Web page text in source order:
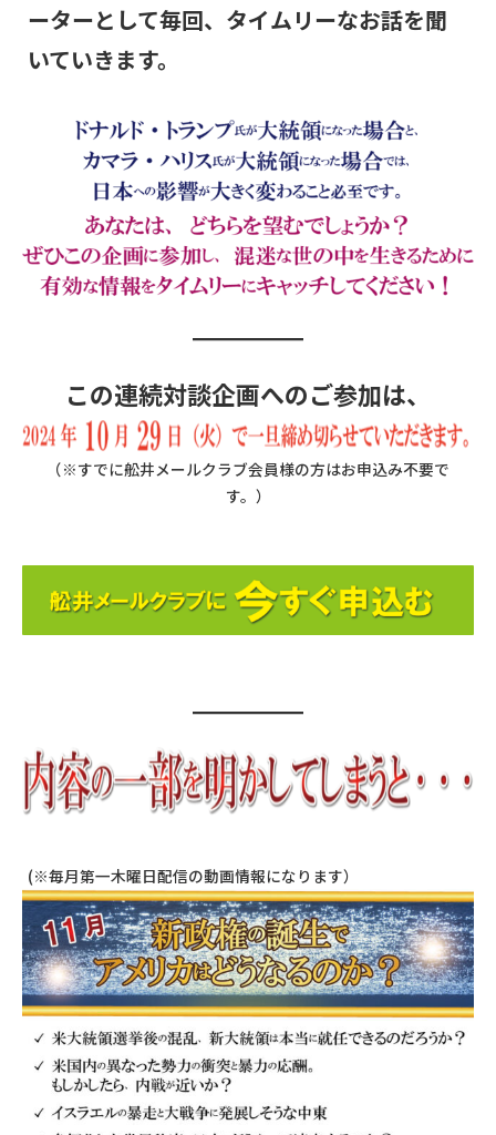
ーターとして毎回、タイムリーなお話を聞
いていきます。
この連続対談企画へのご参加は、
（※すでに舩井メールクラブ会員様の方はお申込み不要で
す。）
(※毎月第一木曜日配信の動画情報になります）